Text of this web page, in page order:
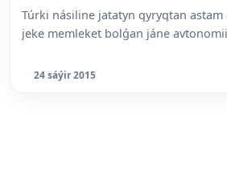
Túrki násiline jatatyn qyryqtan
jeke memleket bolǵan jáne
24 sáýir 2015